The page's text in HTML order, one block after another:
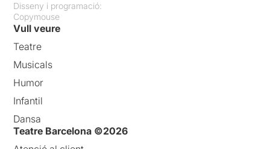
Disseny i programació:
Copymouse
Vull veure
Teatre
Musicals
Humor
Infantil
Dansa
Teatre Barcelona ©2026